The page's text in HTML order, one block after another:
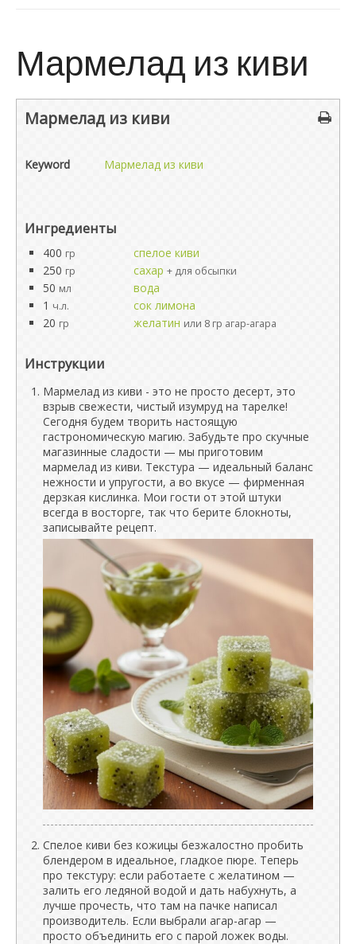
Мармелад из киви
Мармелад из киви
Keyword Мармелад из киви
Ингредиенты
400 гр
спелое киви
250 гр сахар + для обсыпки
50 мл
вода
1 ч.л.
сок лимона
20 гр желатин или 8 гр агар-агара
Инструкции
Мармелад из киви - это не просто десерт, это
взрыв свежести, чистый изумруд на тарелке!
Сегодня будем творить настоящую
гастрономическую магию. Забудьте про скучные
магазинные сладости — мы приготовим
мармелад из киви. Текстура — идеальный баланс
нежности и упругости, а во вкусе — фирменная
дерзкая кислинка. Мои гости от этой штуки
всегда в восторге, так что берите блокноты,
записывайте рецепт.
Спелое киви без кожицы безжалостно пробить
блендером в идеальное, гладкое пюре. Теперь
про текстуру: если работаете с желатином —
залить его ледяной водой и дать набухнуть, а
лучше прочесть, что там на пачке написал
производитель. Если выбрали агар-агар —
просто объединить его с парой ложек воды.